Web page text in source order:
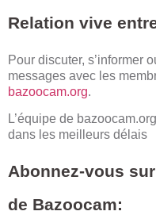
Relation vive
Pour discuter, s’informer
messages avec les
bazoocam.org.
L’équipe de
dans les meilleurs délais
Abonnez-vous
de Bazoocam: